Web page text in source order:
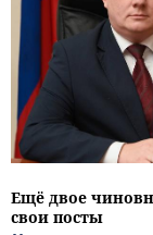
Ещё двое
свои посты